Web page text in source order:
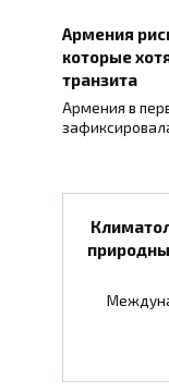
Армения
которые
транзита
Армения в